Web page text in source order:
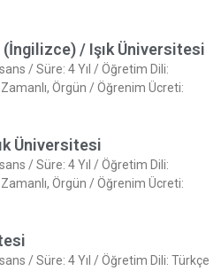
/ Işık Üniversitesi
/ Süre: 4 Yıl / Öğretim Dili:
Örgün / Öğrenim Ücreti:
Üniversitesi
/ Süre: 4 Yıl / Öğretim Dili:
Örgün / Öğrenim Ücreti:
/ Süre: 4 Yıl / Öğretim Dili: Türkçe